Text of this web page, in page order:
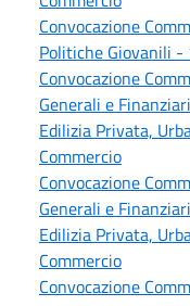
Convocazione
Politiche Giovanili
Convocazione
Generali e
Edilizia Privata,
Commercio
Convocazione
Generali e
Edilizia Privata,
Commercio
Convocazione